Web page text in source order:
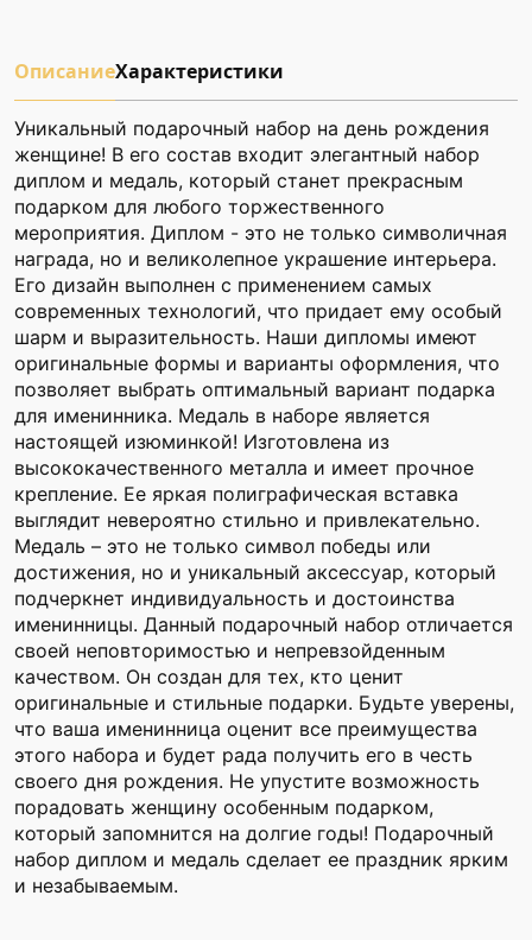
ОписаниеХарактеристики
Уникальный подарочный набор на день рождения
женщине! В его состав входит элегантный набор
диплом и медаль, который станет прекрасным
подарком для любого торжественного
мероприятия. Диплом - это не только символичная
награда, но и великолепное украшение интерьера.
Его дизайн выполнен с применением самых
современных технологий, что придает ему особый
шарм и выразительность. Наши дипломы имеют
оригинальные формы и варианты оформления, что
позволяет выбрать оптимальный вариант подарка
для именинника. Медаль в наборе является
настоящей изюминкой! Изготовлена из
высококачественного металла и имеет прочное
крепление. Ее яркая полиграфическая вставка
выглядит невероятно стильно и привлекательно.
Медаль – это не только символ победы или
достижения, но и уникальный аксессуар, который
подчеркнет индивидуальность и достоинства
именинницы. Данный подарочный набор отличается
своей неповторимостью и непревзойденным
качеством. Он создан для тех, кто ценит
оригинальные и стильные подарки. Будьте уверены,
что ваша именинница оценит все преимущества
этого набора и будет рада получить его в честь
своего дня рождения. Не упустите возможность
порадовать женщину особенным подарком,
который запомнится на долгие годы! Подарочный
набор диплом и медаль сделает ее праздник ярким
и незабываемым.